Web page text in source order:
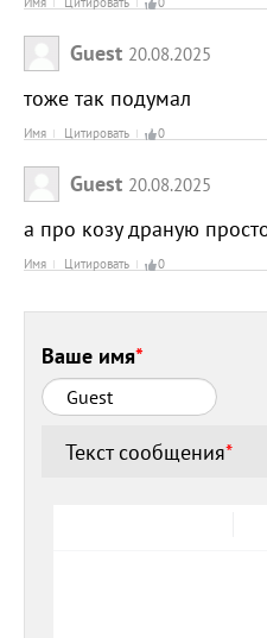
Guest 20.08.2025
тоже так подумал
Имя Цитировать 0
Guest 20.08.2025
а про козу драную
Имя Цитировать 0
Ваше имя*
Текст сообщения*